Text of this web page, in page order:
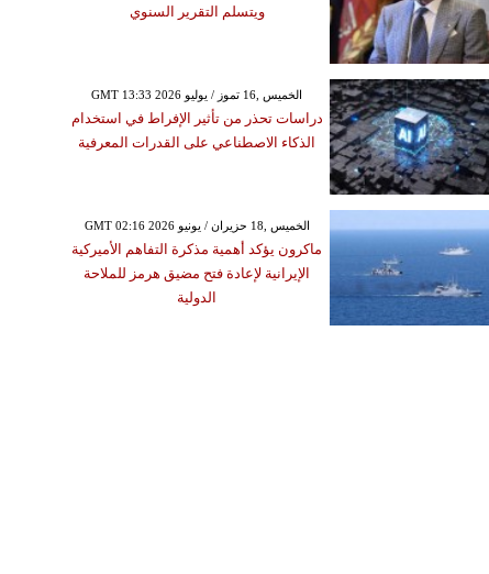
ويتسلم التقرير السنوي
GMT 13:33 2026 الخميس ,16 تموز / يوليو
دراسات تحذر من تأثير الإفراط في استخدام
الذكاء الاصطناعي على القدرات المعرفية
GMT 02:16 2026 الخميس ,18 حزيران / يونيو
ماكرون يؤكد أهمية مذكرة التفاهم الأميركية
الإيرانية لإعادة فتح مضيق هرمز للملاحة
الدولية